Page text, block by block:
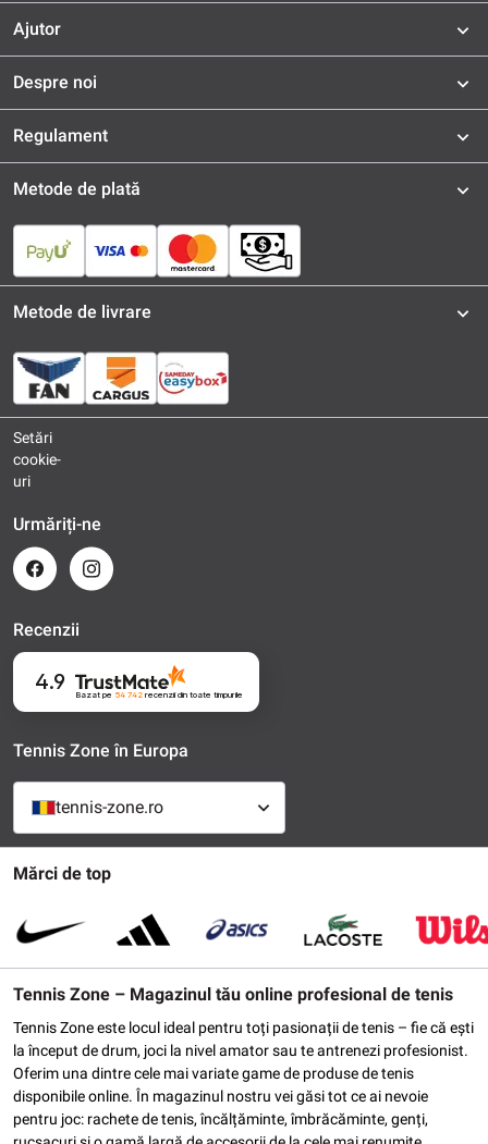
Ajutor
Despre noi
Regulament
Mărci de top
Tennis Zone – Magazinul tău online profesional de tenis
Tennis Zone este locul ideal pentru toți pasionații de tenis – fie că ești
la început de drum, joci la nivel amator sau te antrenezi profesionist.
Oferim una dintre cele mai variate game de produse de tenis
disponibile online. În magazinul nostru vei găsi tot ce ai nevoie
pentru joc: rachete de tenis, încălțăminte, îmbrăcăminte, genți,
Metode de plată
Metode de livrare
Setări
cookie-
uri
Urmăriți-ne
Recenzii
4.9
Bazat pe 54 742recenziidin toate timpurile
Tennis Zone în Europa
tennis-zone.ro